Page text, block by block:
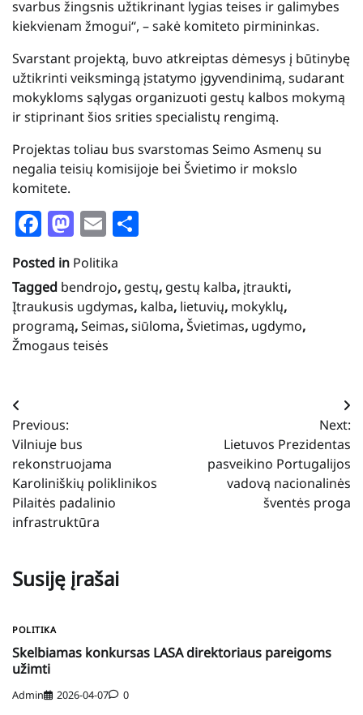
svarbus žingsnis užtikrinant lygias teises ir galimybes
kiekvienam žmogui“, – sakė komiteto pirmininkas.
Svarstant projektą, buvo atkreiptas dėmesys į būtinybę
užtikrinti veiksmingą įstatymo įgyvendinimą, sudarant
mokykloms sąlygas organizuoti gestų kalbos mokymą
ir stiprinant šios srities specialistų rengimą.
Projektas toliau bus svarstomas Seimo Asmenų su
negalia teisių komisijoje bei Švietimo ir mokslo
komitete.
Facebook
Mastodon
Email
Posted in Politika
Tagged bendrojo, gestų, gestų kalba, įtraukti,
Įtraukusis ugdymas, kalba, lietuvių, mokyklų,
programą,Seimas,siūloma,Švietimas, ugdymo,
Žmogaus teisės
Navigacija
tarp
įrašų
Previous:
Vilniuje bus
rekonstruojama
Karoliniškių poliklinikos
Pilaitės padalinio
infrastruktūra
Next:
Lietuvos Prezidentas
pasveikino Portugalijos
vadovą nacionalinės
šventės proga
Susiję įrašai
POLITIKA
Skelbiamas konkursas LASA direktoriaus pareigoms
užimti
Admin 2026-04-07 0